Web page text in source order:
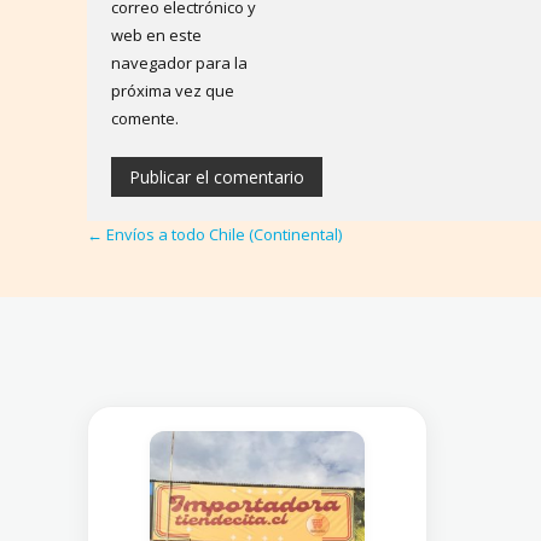
correo electrónico y
web en este
navegador para la
próxima vez que
comente.
← Envíos a todo Chile (Continental)